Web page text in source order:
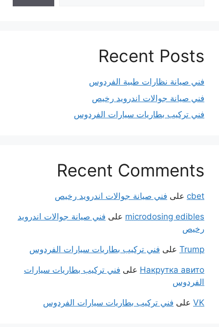
Recent Posts
فني صيانة نظارات طبية الفردوس
فني صيانة جوالات اندرويد رخيص
فني تركيب بطاريات سيارات الفردوس
Recent Comments
cbet على فني صيانة جوالات اندرويد رخيص
microdosing edibles على فني صيانة جوالات اندرويد
رخيص
Trump على فني تركيب بطاريات سيارات الفردوس
Накрутка авито على فني تركيب بطاريات سيارات
الفردوس
VK على فني تركيب بطاريات سيارات الفردوس